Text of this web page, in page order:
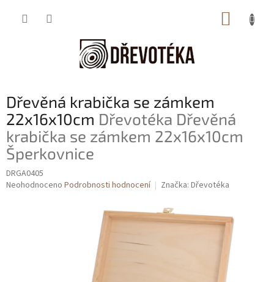
Dřevěná krabička se zámkem
22x16x10cm Dřevotéka Dřevěná
krabička se zámkem 22x16x10cm
Šperkovnice
DRGA0405
Průměrné
Neohodnoceno Podrobnosti hodnocení Značka: Dřevotéka